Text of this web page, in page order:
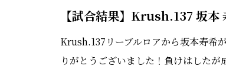
【試合結果】Krush.137 坂本
Krush.137リーブルロアから坂本寿希
りがとうございました！負けはした